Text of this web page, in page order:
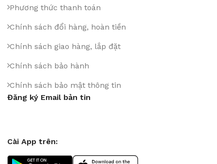
Phương thức thanh toán
Chính sách đổi hàng, hoàn tiền
Chính sách giao hàng, lắp đặt
Chính sách bảo hành
Chính sách bảo mật thông tin
Đăng ký Email bản tin
Cài App trên: